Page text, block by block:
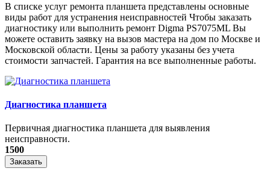
В списке услуг ремонта планшета представлены основные
виды работ для устранения неисправностей Чтобы заказать
диагностику или выполнить ремонт Digma PS7075ML Вы
можете оставить заявку на вызов мастера на дом по Москве и
Московской области. Цены за работу указаны без учета
стоимости запчастей. Гарантия на все выполненные работы.
Диагностика планшета
Первичная диагностика планшета для выявления
неисправности.
1500
Заказать